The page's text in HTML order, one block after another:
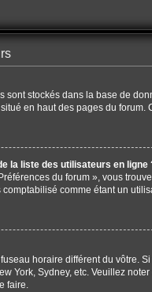
sont stockés dans la base de
en haut des pages du
la liste des utilisateurs en ligne
du forum », vous
comme étant un
horaire différent du
York, Sydney, etc. Veuillez
faire.